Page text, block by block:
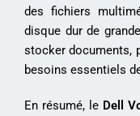
des fichiers
disque dur de
stocker documents,
besoins essentiels
En résumé, le Dell